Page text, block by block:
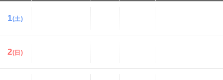
1(土)
2(日)